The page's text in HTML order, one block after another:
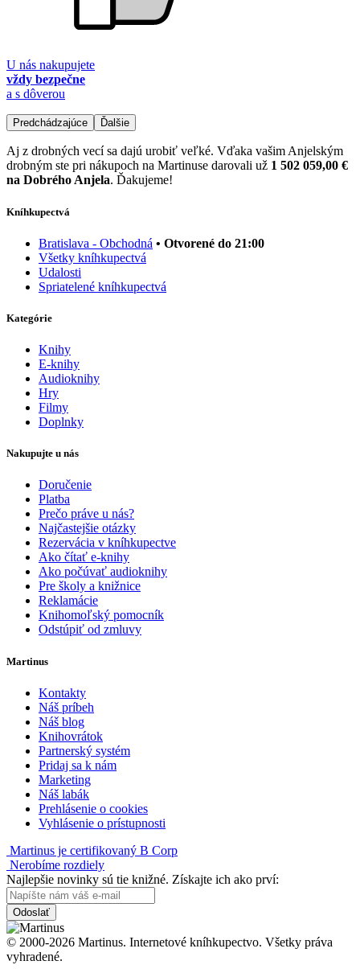
U nás nakupujete
vždy bezpečne
a s dôverou
Predchádzajúce Ďalšie
Aj z drobných vecí sa dajú urobiť veľké. Vďaka vašim Anjelským
drobným ste pri nákupoch na Martinuse darovali už 1 502 059,00 €
na Dobrého Anjela. Ďakujeme!
Kníhkupectvá
Bratislava - Obchodná • Otvorené do 21:00
Všetky kníhkupectvá
Udalosti
Spriatelené kníhkupectvá
Kategórie
Knihy
E-knihy
Audioknihy
Hry
Filmy
Doplnky
Nakupujte u nás
Doručenie
Platba
Prečo práve u nás?
Najčastejšie otázky
Rezervácia v kníhkupectve
Ako čítať e-knihy
Ako počúvať audioknihy
Pre školy a knižnice
Reklamácie
Knihomoľský pomocník
Odstúpiť od zmluvy
Martinus
Kontakty
Náš príbeh
Náš blog
Knihovrátok
Partnerský systém
Pridaj sa k nám
Marketing
Náš labák
Prehlásenie o cookies
Vyhlásenie o prístupnosti
Martinus je certifikovaný B Corp
Nerobíme rozdiely
Najlepšie novinky sú tie knižné. Získajte ich ako prví:
Odoslať
© 2000-2026 Martinus. Internetové kníhkupectvo. Všetky práva
vyhradené.